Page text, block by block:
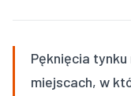
Pęknięcia
miejscach, w